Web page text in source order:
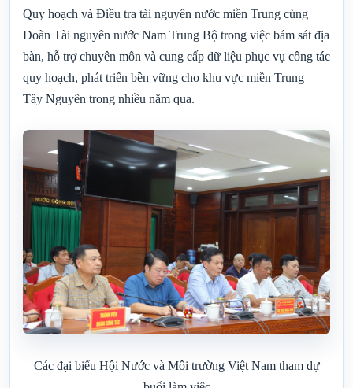
Quy hoạch và Điều tra tài nguyên nước miền Trung cùng
Đoàn Tài nguyên nước Nam Trung Bộ trong việc bám sát địa
bàn, hỗ trợ chuyên môn và cung cấp dữ liệu phục vụ công tác
quy hoạch, phát triển bền vững cho khu vực miền Trung –
Tây Nguyên trong nhiều năm qua.
Các đại biểu Hội Nước và Môi trường Việt Nam tham dự